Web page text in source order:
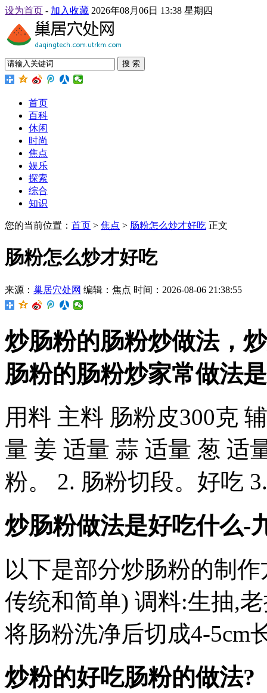
设为首页 - 加入收藏 2026年08月06日 13:38 星期四
搜 索
首页
百科
休闲
时尚
焦点
娱乐
探索
综合
知识
您的当前位置： 首页 > 焦点 > 肠粉怎么炒才好吃 正文
肠粉怎么炒才好吃
来源： 巢居穴处网 编辑：焦点 时间：2026-08-06 21:38:55
炒肠粉的肠粉炒做法，
肠粉的肠粉炒家常做法
用料 主料 肠粉皮300克
量 姜 适量 蒜 适量 葱 适
粉。 2. 肠粉切段。好吃
炒肠粉做法是好吃什么-
以下是部分炒肠粉的制
传统和简单) 调料:生抽,
将肠粉洗净后切成4-5cm
炒粉的好吃肠粉的做法?